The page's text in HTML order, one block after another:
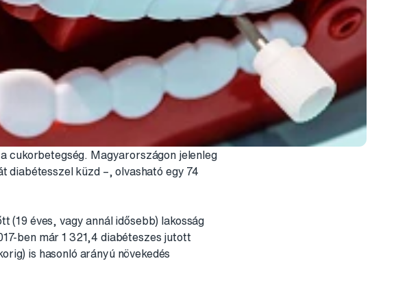
cukorbetegség. Magyarországon jelenleg
diabétesszel küzd –, olvasható egy 74
(19 éves, vagy annál idősebb) lakosság
ben már 1 321,4 diabéteszes jutott
is hasonló arányú növekedés